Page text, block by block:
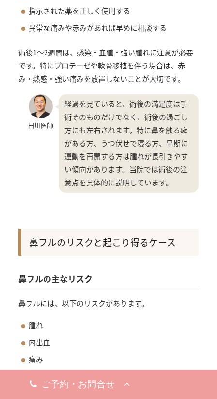
指示された薬を正しく使用する
異常な痛みや赤みがあれば早めに相談する
術後1〜2週間は、感染・血腫・強い腫れに注意が必要
です。特にプロテーゼや軟骨移植を伴う場合は、赤
み・熱感・強い痛みを放置しないことが大切です。
田川医師
経過を見ていると、術後の満足度は手
術そのものだけでなく、術後の過ごし
方にも左右されます。特に鼻を触る癖
がある方、うつ伏せで寝る方、早期に
運動を再開する方は腫れが長引きやす
い傾向があります。当院では術後の注
意点を具体的に説明しています。
鼻フルのリスクと起こり得るケース
鼻フルの主なリスク
鼻フルには、以下のリスクがあります。
腫れ
内出血
痛み